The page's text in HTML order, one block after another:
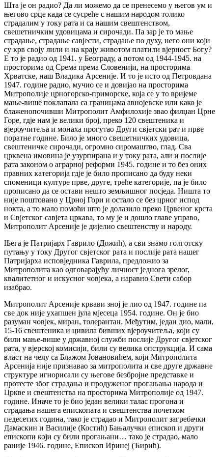
Шта је он радио? Да ли можемо да се пренесемо у његов ум и
његово срце када се сусреће с нашим народом толико
страдалим у току рата и са нашим свештенством,
свешетничким удовицама и сирочади. Па зар је то мање
страдање, страдање савјести, страдање по духу, него они који
су крв своју лили и на крају животом платили вјерност Богу?
Е то је радио од 1941. у Београду, а потом од 1944-1945. на
просторима од Срема према Словенији, на просторима
Хрватске, наш Владика Арсеније. И то је исто од Петровдана
1947. године радио, мучио се и довијао на просторима
Митрополије црногорско-приморске, која се у то вријеме
мање-више поклапала са границама авнојевске или како је
блаженопочивши Митрополит Амфилохије звао филџан Црне
Горе, гдје нам је велики број, преко 120 свештеника и
вјероучитеља и монаха прогутао Други свјетски рат и прве
поратне године. Било је много свешетничких удовица,
свештеничке сирочади, огромно сиромаштво, глад. Сва
црквена имовина је узурпирана и у току рата, али и послије
рата законом о аграрној реформи 1945. године и то без оних
правних категорија гдје је било прописано да буду неки
споменици културе прве, друге, треће категорије, па је било
прописано да се остави нешто земљишног посједа. Ништа то
није поштовано у Црној Гори и остало се без црног испод
нокта, а то мало помоћи што је долазило преко Црвеног крста
и Свјетског савјета цркава, то му је и дошло главе управо,
Митрополит Арсеније је дијелио свештенству и народу.
Њега је Патријарх Гаврило (Дожић), а сви знамо голготску
путању у току Другог свјетског рата и послије рата нашег
Патријарха исповједника Гаврила, предложио за
Митрополита као одговарајућу личност једнога зрелог,
квалитетног и искусног човјека, а наравно Свети сабор
изабрао.
Митрополит Арсеније крвави зној је лио од 1947. године па
све док није ухапшен јула мјесеца 1954. године. Он је био
разуман човјек, миран, толерантан. Међутим, један дио, мали,
15-16 свештеника и цивила бивших вјероучитеља, који су
били мање-више у државној служби послије Другог свјетског
рата, у вјерској комисији, били су велика опструкција. И сама
власт на челу са Блажом Јовановићем, који Митрополита
Арсенија није признавао за митрополита и све друге државне
структуре игнорисали су његове безбројне представке и
протесте због страдања и продуженог прогањања народа и
Цркве и свештенства на просторима Митрополије од 1947.
године. Иначе то је био један велики талас прогона и
страдања нашега епископата и свештенства почетком
педесетих година, тако је страдао и Митрополит загребачки
Дамаскин и Василије (Костић) Бањалучки епископ и други
епископи који су били прогањани… тако је страдао, мало
раније 1946. године, Епископ Иринеј (Ћирић).